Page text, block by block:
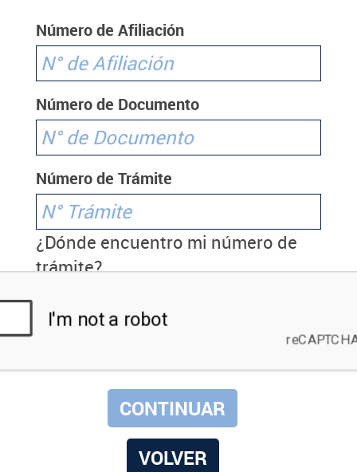
Número de Afiliación
Número de Documento
Número de Trámite
¿Dónde encuentro mi número de
trámite?
VOLVER